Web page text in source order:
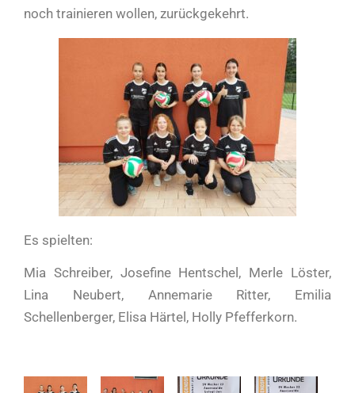
noch trainieren wollen, zurückgekehrt.
Es spielten:
Mia Schreiber, Josefine Hentschel, Merle Löster,
Lina Neubert, Annemarie Ritter, Emilia
Schellenberger, Elisa Härtel, Holly Pfefferkorn.